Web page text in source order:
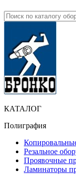
КАТАЛОГ
Полиграфия
Резальное
Проявочные
Ламинаторы